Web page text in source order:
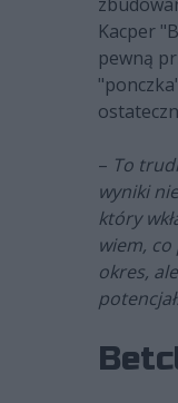
Kacper
pewną
– To
wyniki
który
wiem,
okres,